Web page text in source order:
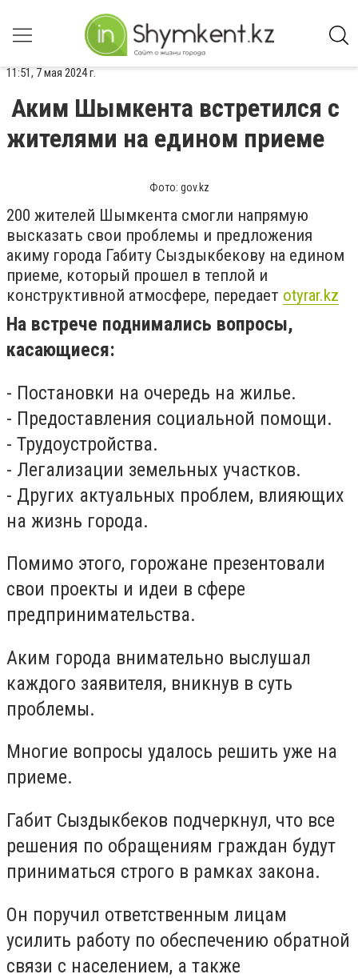
11:51, 7 мая 2024 г.
Аким Шымкента встретился с
жителями на едином приеме
Фото: gov.kz
200 жителей Шымкента смогли напрямую
высказать свои проблемы и предложения
акиму города Габиту Сыздыкбекову на едином
приеме, который прошел в теплой и
конструктивной атмосфере, передает otyrar.kz
На встрече поднимались вопросы,
касающиеся:
- Постановки на очередь на жилье.
- Предоставления социальной помощи.
- Трудоустройства.
- Легализации земельных участков.
- Других актуальных проблем, влияющих
на жизнь города.
Помимо этого, горожане презентовали
свои проекты и идеи в сфере
предпринимательства.
Аким города внимательно выслушал
каждого заявителя, вникнув в суть
проблемы.
Многие вопросы удалось решить уже на
приеме.
Габит Сыздыкбеков подчеркнул, что все
решения по обращениям граждан будут
приниматься строго в рамках закона.
Он поручил ответственным лицам
усилить работу по обеспечению обратной
связи с населением, а также